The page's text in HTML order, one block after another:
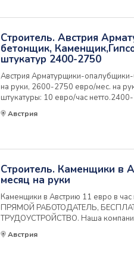
Строитель. Австрия
бетонщик,
штукатур 2400-2750
Австрия Арматурщики-
на руки, 2600-2750 евро/мес. на
штукатуры: 10 евро/час
РАБОТОДАТЕЛЬ, БЕСПЛАТНАЯ
ТРУДОУСТРОЙСТВО. Наша компания
Австрия
Строитель. Каменщики в
месяц на руки
Каменщики в Австрию 11 евро в
ПРЯМОЙ РАБОТОДАТЕЛЬ,
ТРУДОУСТРОЙСТВО. Наша
специалистов для работы в
промышленного строительства в
Австрия